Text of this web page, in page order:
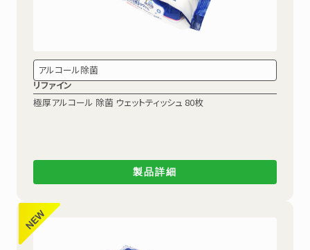
アルコール除菌
リファイン
極厚アルコール 除菌 ウェットティッシュ 80枚
製品詳細